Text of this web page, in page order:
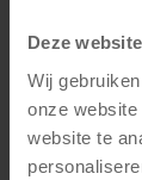
Deze
Wij
onze
website te